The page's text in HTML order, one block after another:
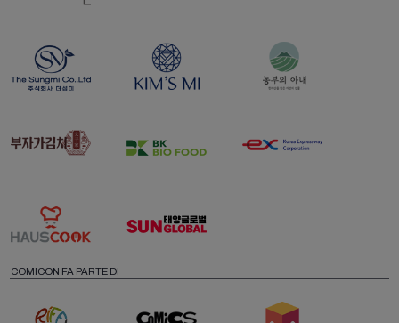
COMICON FA PARTE DI